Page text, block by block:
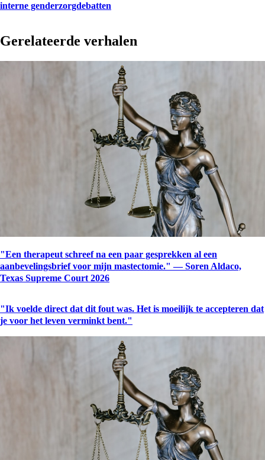
interne genderzorgdebatten
Gerelateerde verhalen
"Een therapeut schreef na een paar gesprekken al een
aanbevelingsbrief voor mijn mastectomie." — Soren Aldaco,
Texas Supreme Court 2026
"Ik voelde direct dat dit fout was. Het is moeilijk te accepteren dat
je voor het leven verminkt bent."